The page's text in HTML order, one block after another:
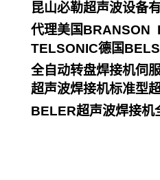
昆山必勒超声波设备
代理美国BRANSON
TELSONIC德国
全自动转盘焊接机伺
超声波焊接机标准型
BELER超声波焊接机